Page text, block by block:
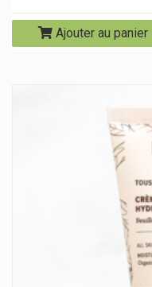
Ajouter au panier